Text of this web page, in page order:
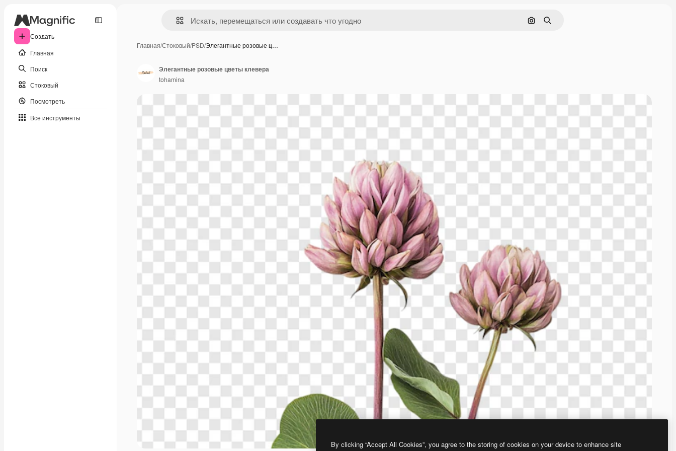
Создать
Главная
Поиск
Стоковый
Посмотреть
Все инструменты
Поиск по изображению
Поиск
Главная/Стоковый/PSD/Элегантные розовые ц…
Элегантные розовые цветы клевера
tohamina
By clicking “Accept All Cookies”, you agree to the storing of cookies on your device to enhance site